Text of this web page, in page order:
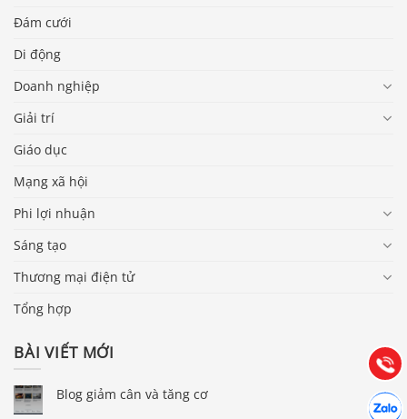
Đám cưới
Di động
Doanh nghiệp
Giải trí
Giáo dục
Mạng xã hội
Phi lợi nhuận
Sáng tạo
Thương mại điện tử
Tổng hợp
BÀI VIẾT MỚI
Blog giảm cân và tăng cơ
Gọi
(028) 22.166.144
Chát